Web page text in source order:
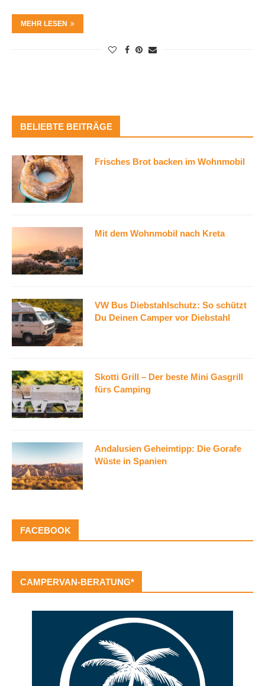
MEHR LESEN
BELIEBTE BEITRÄGE
Frisches Brot backen im Wohnmobil
Mit dem Wohnmobil nach Kreta
VW Bus Diebstahlschutz: So schützt
Du Deinen Camper vor Diebstahl
Skotti Grill – Der beste Mini Gasgrill
fürs Camping
Andalusien Geheimtipp: Die Gorafe
Wüste in Spanien
FACEBOOK
CAMPERVAN-BERATUNG*